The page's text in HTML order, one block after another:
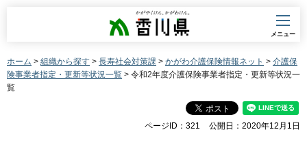
香川県
メニュー
ホーム > 組織から探す > 長寿社会対策課 > かがわ介護保険情報ネット > 介護保
険事業者指定・更新等状況一覧 > 令和2年度介護保険事業者指定・更新等状況一
覧
ページID：321 公開日：2020年12月1日